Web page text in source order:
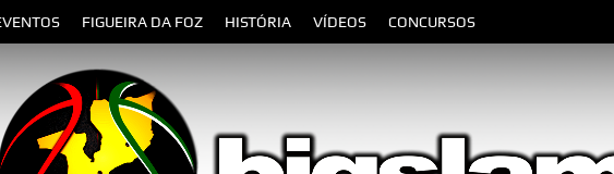
FIGUEIRA DA FOZ HISTÓRIA VÍDEOS CONCURSOS